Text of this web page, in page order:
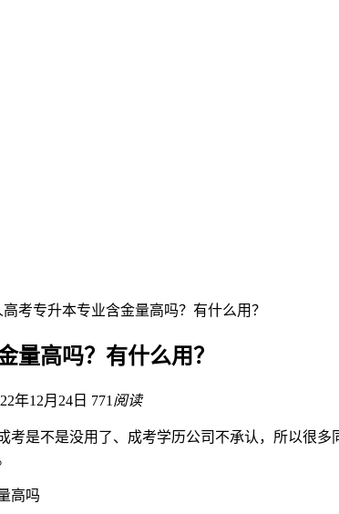
高考专升本专业含金量高吗？有什么用？
量高吗？有什么用？
年12月24日 771 阅读
考是不是没用了、成考学历公司不承认，所以很
高吗